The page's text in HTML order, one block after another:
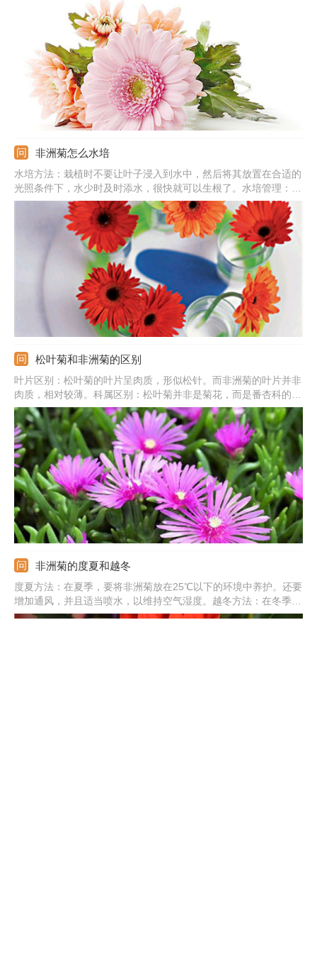
面生花序，花朵特别的大，颜色一般都有红色、白色、黄色等等好
多颜色，非常的漂亮，一般在温暖的地方常年都可以看到。那在养
它的时候该怎么对它施肥呢，一起来看看。
非洲菊怎么水培
水培方法：栽植时不要让叶子浸入到水中，然后将其放置在合适的
光照条件下，水少时及时添水，很快就可以生根了。水培管理：最
合适的温度是5-30℃，以散射光为主，夏天要不能进行阳光直射。
使用市场上水培营养液即可。
松叶菊和非洲菊的区别
叶片区别：松叶菊的叶片呈肉质，形似松针。而非洲菊的叶片并非
肉质，相对较薄。科属区别：松叶菊并非是菊花，而是番杏科的一
种多肉植物。而非洲菊却是地地道道的菊科植物，是菊花的一种。
非洲菊的度夏和越冬
度夏方法：在夏季，要将非洲菊放在25℃以下的环境中养护。还要
增加通风，并且适当喷水，以维持空气湿度。越冬方法：在冬季，
要将它放在12℃以上的环境中来养。浇水也要适当减少，让土壤保